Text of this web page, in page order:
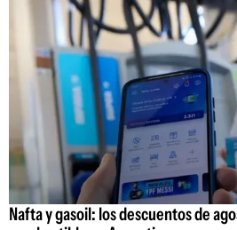
Nafta y gasoil: los descuentos de